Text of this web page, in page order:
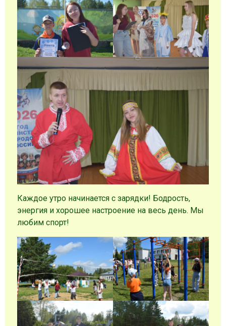
Каждое утро начинается с зарядки! Бодрость,
энергия и хорошее настроение на весь день. Мы
любим спорт!